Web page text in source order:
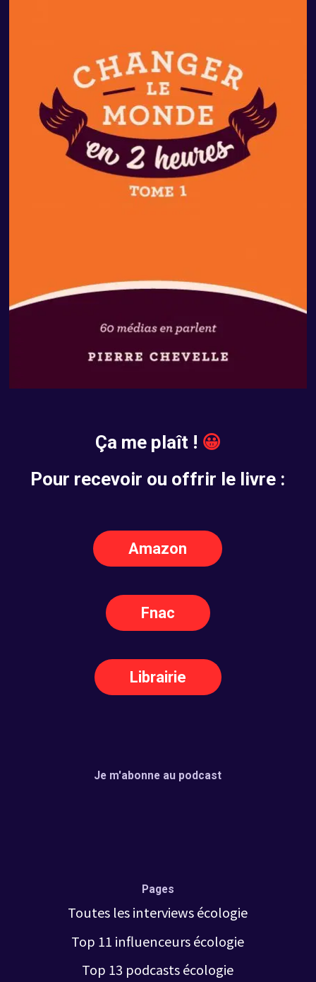
Ça me plaît ! 😀
Pour recevoir ou offrir le livre :
Amazon
Fnac
Librairie
Je m'abonne au podcast
Pages
Toutes les interviewsécologie
Top 11 influenceurs écologie
Top 13 podcasts écologie